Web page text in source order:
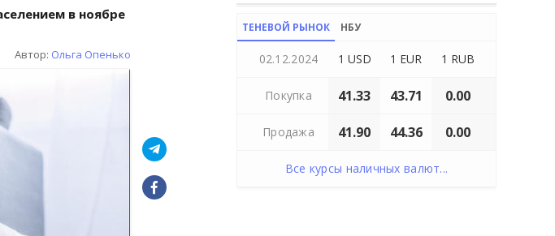
в ноябре
Автор: Ольга Опенько
ТЕНЕВОЙ РЫНОК НБУ
02.12.2024 1 USD 1 EUR 1 RUB
Покупка 41.33 43.71 0.00
Продажа 41.90 44.36 0.00
Все курсы наличных валют...